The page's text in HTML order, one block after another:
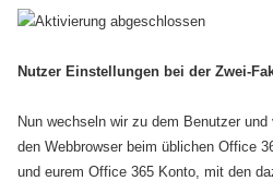
Nutzer Einstellungen bei der Zwei-
Nun wechseln wir zu dem Benutzer
den Webbrowser beim üblichen Office
und eurem Office 365 Konto, mit den